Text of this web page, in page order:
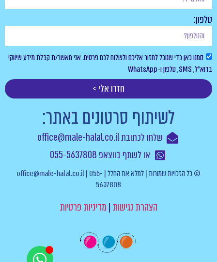
טלפון:
סמנו כאן כדי שנוכל לחזור אליכם ולשלוח לכם פרטים. אני מאשר/ת קבלת מידע שיווקי
בדוא”ל, SMS, טלפון ו-WhatsApp
חזרו אלי >
לשיתוף סרטונים באתר:
שלחו לכתובת office@male-halal.co.il
או לשתף בווצאפ 055-5637808
© כל הזכויות שמורות | למלא את החלל | office@male-halal.co.il | 055-
5637808
הצהרת נגישות | מדיניות פרטיות